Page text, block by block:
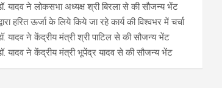
यादव ने लोकसभा अध्यक्ष श्री बिरला से की सौजन्य भेंट
हरित ऊर्जा के लिये किये जा रहे कार्य की विश्वभर में चर्चा
यादव ने केंद्रीय मंत्री श्री पाटिल से की सौजन्य भेंट
यादव ने केंद्रीय मंत्री भूपेंद्र यादव से की सौजन्य भेंट